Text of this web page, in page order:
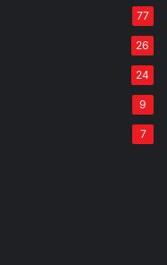
77
26
24
9
7